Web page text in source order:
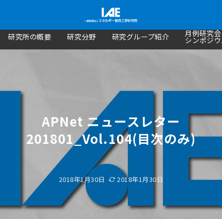
研究所の概要 研究分野 研究グループ紹介 月例研究
シンポジ
APNet ニュースレター
201801_Vol.104(目次のみ)
2018年1月30日 2018年1月30日